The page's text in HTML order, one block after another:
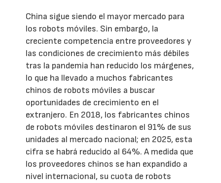
China sigue siendo el mayor mercado para
los robots móviles. Sin embargo, la
creciente competencia entre proveedores y
las condiciones de crecimiento más débiles
tras la pandemia han reducido los márgenes,
lo que ha llevado a muchos fabricantes
chinos de robots móviles a buscar
oportunidades de crecimiento en el
extranjero. En 2018, los fabricantes chinos
de robots móviles destinaron el 91% de sus
unidades al mercado nacional; en 2025, esta
cifra se habrá reducido al 64%. A medida que
los proveedores chinos se han expandido a
nivel internacional, su cuota de robots